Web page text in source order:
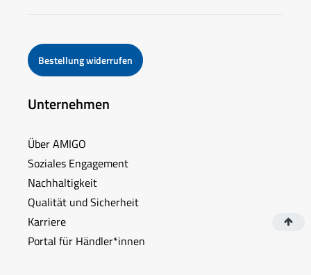
Bestellung widerrufen
Unternehmen
Über AMIGO
Soziales Engagement
Nachhaltigkeit
Qualität und Sicherheit
Karriere
Portal für Händler*innen